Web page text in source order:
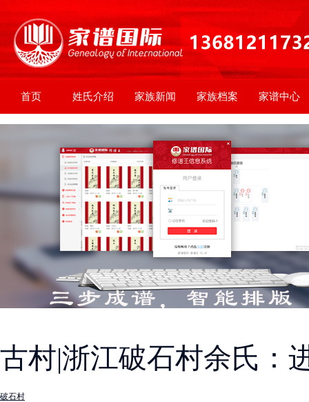
首页 姓氏介绍 家族新闻 家族档案 家谱中心
古村|浙江破石村余氏：
破石村